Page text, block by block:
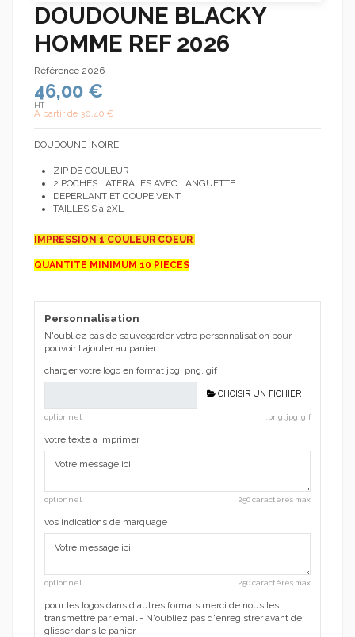
DOUDOUNE BLACKY
HOMME REF 2026
Référence 2026
46,00 €
HT
A partir de 30,40 €
DOUDOUNE NOIRE
ZIP DE COULEUR
2 POCHES LATERALES AVEC LANGUETTE
DEPERLANT ET COUPE VENT
TAILLES S à 2XL
IMPRESSION 1 COULEUR COEUR
QUANTITE MINIMUM 10 PIECES
Personnalisation
N'oubliez pas de sauvegarder votre personnalisation pour
pouvoir l'ajouter au panier.
charger votre logo en format jpg, png, gif
CHOISIR UN FICHIER
optionnel .png .jpg .gif
votre texte a imprimer
optionnel 250 caractères max
vos indications de marquage
optionnel 250 caractères max
pour les logos dans d'autres formats merci de nous les
transmettre par email - N'oubliez pas d'enregistrer avant de
glisser dans le panier